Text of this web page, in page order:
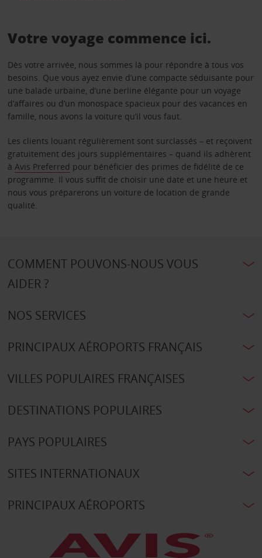
Votre voyage commence ici.
Dès votre arrivée, nous sommes là pour répondre à tous vos
besoins. Que vous ayez envie d’une compacte séduisante pour
une balade urbaine, d’une berline élégante pour un voyage
d’affaires ou d’un monospace spacieux pour des vacances en
famille, nous avons la voiture qu’il vous faut.
Les clients louant régulièrement sont surclassés – et reçoivent
gratuitement des jours supplémentaires – quand ils adhèrent
à Avis Preferred pour bénéficier des primes de fidélité de ce
programme. Il vous suffit de choisir une date et une heure et
nous vous préparerons un voiture de location de grande
qualité.
COMMENT POUVONS-NOUS VOUS
AIDER ?
NOS SERVICES
PRINCIPAUX AÉROPORTS FRANÇAIS
VILLES POPULAIRES FRANÇAISES
DESTINATIONS POPULAIRES
PAYS POPULAIRES
SITES INTERNATIONAUX
PRINCIPAUX AÉROPORTS